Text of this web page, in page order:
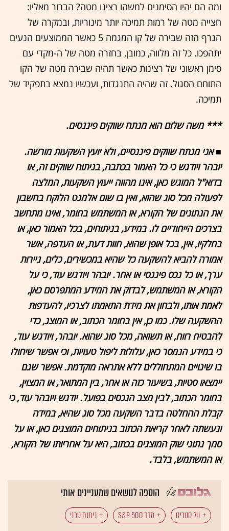
ומה הם יהיו הסימנים למשהו רצינו מטה? הברור מאליו:
חצייה מטה של רמות תמיכה יותר מינוריות, ובמקרה של
הגרף הזה שבירה של קו המגמה 5 כאשר הממוצעים הנעים
יתהפכו. כל זה מלווה, כמובן, בחזרה מטה של ה-מקדי עם
סימן ראשוני של רצינות כאשר תהיה שבירה מטה של הקו
התוחם הסגול. זה שהיה התנגדות, ועכשיו נמצא בתפקיד של
תמיכה.
*** משה שלום הוא מנתח שווקים פיננסים.
■ אני מנתח שווקים פיננסיים, ולא יועץ השקעות מורשה.
יובהר ויודגש כי כל האמור בכתבה, בניתוח שווקים זה, או
בדוא"ל המוגש כאן, אינו מהווה ייעוץ השקעות, המלצה
לפעולה מכל סוג שהוא, ואין בו שום אלמנט הלוקח בחשבון
את הנתונים של הקורא, או המשתמש בחומר, ואינו מתחשב
בצרכים הייחודיים לו. במידע, בניתוחים, בכל האמור כאן, או
בחלקיו, אין, בכל אופן שהוא, חוות דעת, או העדפה, אשר
אמורה להביא להשקעה כל שהיא במכשירים, כלים, ניירות
ערך, או כל נכס פיננסי או אחר. יובהר ויודגש עוד, כי על
הקורא, או המשתמש, לבדוק את המידע המתפרסם כאן,
לאמת אותו, ולבחון את מידת התאמתו לצרכיו, להעדפות
ההשקעה שלו. כמו כן, אין בחומר הכתוב, או המוצג, כדי
להבטיח רווח, או תשואה, מכל סוג שהוא. יובהר, ויודגש עוד,
כי במידע הנמסר כאן, עלולות ליפול טעויות, וכי אפשר שיחולו
בו שינויים המתחוללים ללא אתראה מוקדמת. אפשר שגם
יימצאו סטיות, בשיעור כזה או אחר, בין המתואר, או המצוין,
בחומר הכתוב, לבין מצב הנכסים בפועל. יודגש ויובהר עוד, כי
קבלת ההחלטה בדבר השקעה מכל סוג שהיא, במידה
ונעשתה לאחר קריאת הכתוב בניתוחים המוצגים כאן, או על
סמך נתוני שוק המוצגים בכתוב, היא על אחריותו של הקורא,
או המשתמש, בלבד.
הוספה לנושאים שמעניינים אותי
וול סטריט מדד S&P 500
ניתוח טכני